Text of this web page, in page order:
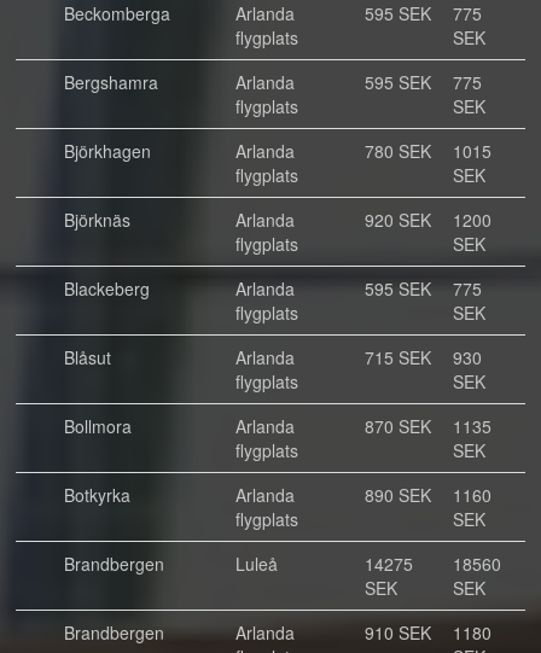
Beckomberga
Arlanda
flygplats
595 SEK
775
SEK
Bergshamra
Arlanda
flygplats
595 SEK
775
SEK
Björkhagen
Arlanda
flygplats
780 SEK
1015
SEK
Björknäs
Arlanda
flygplats
920 SEK
1200
SEK
Blackeberg
Arlanda
flygplats
595 SEK
775
SEK
Blåsut
Arlanda
flygplats
715 SEK
930
SEK
Bollmora
Arlanda
flygplats
870 SEK
1135
SEK
Botkyrka
Arlanda
flygplats
890 SEK
1160
SEK
Brandbergen
Luleå
14275
SEK
18560
SEK
Brandbergen
Arlanda
910 SEK
1180